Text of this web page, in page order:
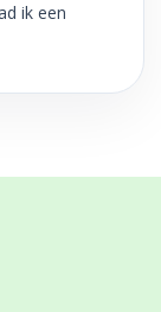
ik een